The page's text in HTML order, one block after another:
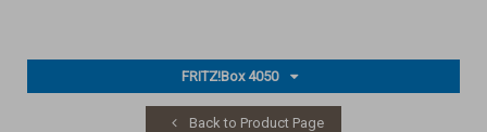
FRITZ!Box 4050
Back to Product Page